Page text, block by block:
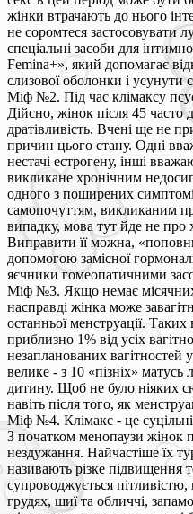
жінки втрачають до нього
не соромтеся застосовувати
спеціальні засоби для
Femina+», який допомагає
слизової оболонки і усунути
Міф №2. Під час клімаксу
Дійсно, жінок після 45 часто
дратівливість. Вчені ще не
причин цього стану. Одні
нестачі естрогену, інші
викликане хронічним
одного з поширених
самопочуттям, викликаним
випадку, мова тут йде не про
Виправити її можна,
допомогою замісної
яєчники гомеопатичними
Міф №3. Якщо немає
насправді жінка може
останньої менструації.
приблизно 1% від усіх
незапланованих вагітностей
велике - з 10 «пізніх»
дитину. Щоб не було ніяких
навіть після того, як
Міф №4. Клімакс - це
З початком менопаузи жінок
нездужання. Найчастіше їх
називають різке підвищення
супроводжується
грудях, шиї та обличчі,